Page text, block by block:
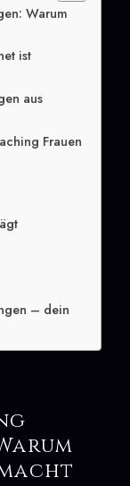
Warum
ist
aus
Frauen
– dein